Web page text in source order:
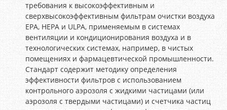
требования к высокоэффективным и
сверхвысокоэффективным фильтрам очистки воздуха
ЕРА, HEPA и ULPA, применяемым в системах
вентиляции и кондиционирования воздуха и в
технологических системах, например, в чистых
помещениях и фармацевтической промышленности.
Стандарт содержит методику определения
эффективности фильтров с использованием
контрольного аэрозоля с жидкими частицами (или
аэрозоля с твердыми частицами) и счетчика частиц